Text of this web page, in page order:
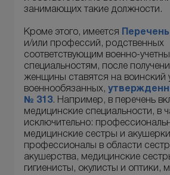
занимающих такие должности.
Кроме этого, имеется Перечень
и/или профессий, родственных
соответствующим военно-
специальностям, после
женщины ставятся на воинский
военнообязанных,
№ 313. Например, в перечень
медицинские специальности, в
исключительно:
медицинские сестры и
профессионалы в области
акушерства, медицинские
гигиенисты, окулисты и оптики,